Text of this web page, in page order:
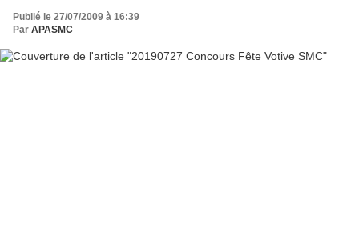
Publié le 27/07/2009 à 16:39
Par APASMC